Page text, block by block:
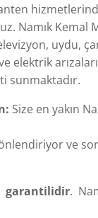
Namık Kemal
uydu,
elektrik
sunmaktadır.
Size en yakın
ve
garantilidir.